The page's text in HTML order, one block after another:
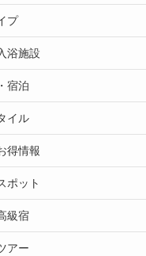
プ
浴施設
宿泊
イル
得情報
ポット
級宿
アー